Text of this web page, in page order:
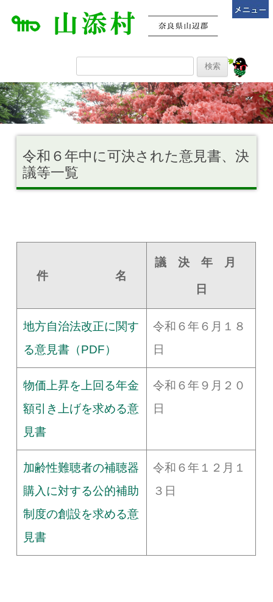
令和６年中に可決された意見書、決
議等一覧
件 名
議 決 年 月
日
地方自治法改正に関す
る意見書（PDF）
令和６年６月１８
日
物価上昇を上回る年金
額引き上げを求める意
見書
令和６年９月２０
日
加齢性難聴者の補聴器
購入に対する公的補助
制度の創設を求める意
見書
令和６年１２月１
３日